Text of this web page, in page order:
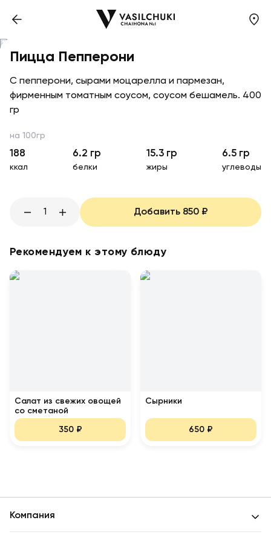
Пицца Пепперони
С пепперони, сырами моцарелла и пармезан,
фирменным томатным соусом, соусом бешамель. 400
гр
на 100гр
188
ккал
6.2 гр
белки
15.3 гр
жиры
6.5 гр
углеводы
1 Добавить 850₽
Рекомендуем к этому блюду
Салат из свежих овощей
со сметаной
350₽
Сырники
650 ₽
Компания